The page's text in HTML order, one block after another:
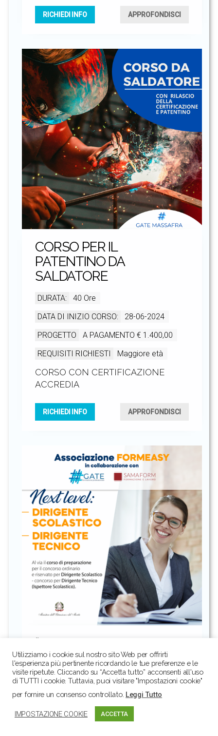
RICHIEDI INFO APPROFONDISCI
CORSO PER IL
PATENTINO DA
SALDATORE
DURATA:
40 Ore
DATA DI INIZIO CORSO:
28-06-2024
PROGETTO
A PAGAMENTO € 1.400,00
REQUISITI RICHIESTI
Maggiore età
CORSO CON CERTIFICAZIONE
ACCREDIA
RICHIEDI INFO APPROFONDISCI
“IL DIRIGENTE
SCOLASTICO TRA
LEADERSHIP E
MANAGEMENT”
40 Ore
Utilizziamo i cookie sul nostro sito Web per offrirti
l'esperienza più pertinente ricordando le tue preferenze e le
visite ripetute. Cliccando su “Accetta tutto” acconsenti all'uso
di TUTTI i cookie. Tuttavia, puoi visitare "Impostazioni cookie"
per fornire un consenso controllato. Leggi Tutto
IMPOSTAZIONE COOKIE ACCETTA